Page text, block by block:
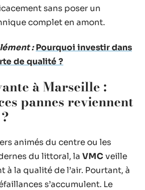
sans poser un
complet en amont.
: Pourquoi investir dans
de qualité ?
à Marseille :
pannes reviennent
animés du centre ou les
du littoral, la VMC veille
à la qualité de l’air. Pourtant, à
s’accumulent. Le